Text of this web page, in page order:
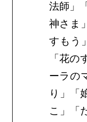
法師」
神さま
すもう
「花
ーラの
り」「
こ」「